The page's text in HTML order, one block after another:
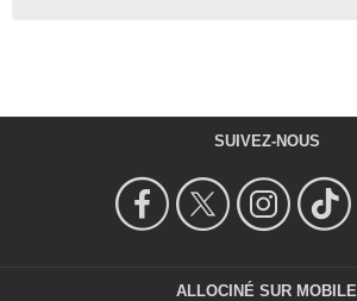
SUIVEZ-NOUS
ALLOCINÉ SUR MOBILE